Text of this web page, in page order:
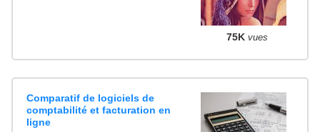
75K vues
Comparatif de logiciels de
comptabilité et facturation en
ligne